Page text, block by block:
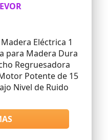
Eléctrica 1
para Madera Dura
Regruesadora
Potente de 15
Nivel de Ruido